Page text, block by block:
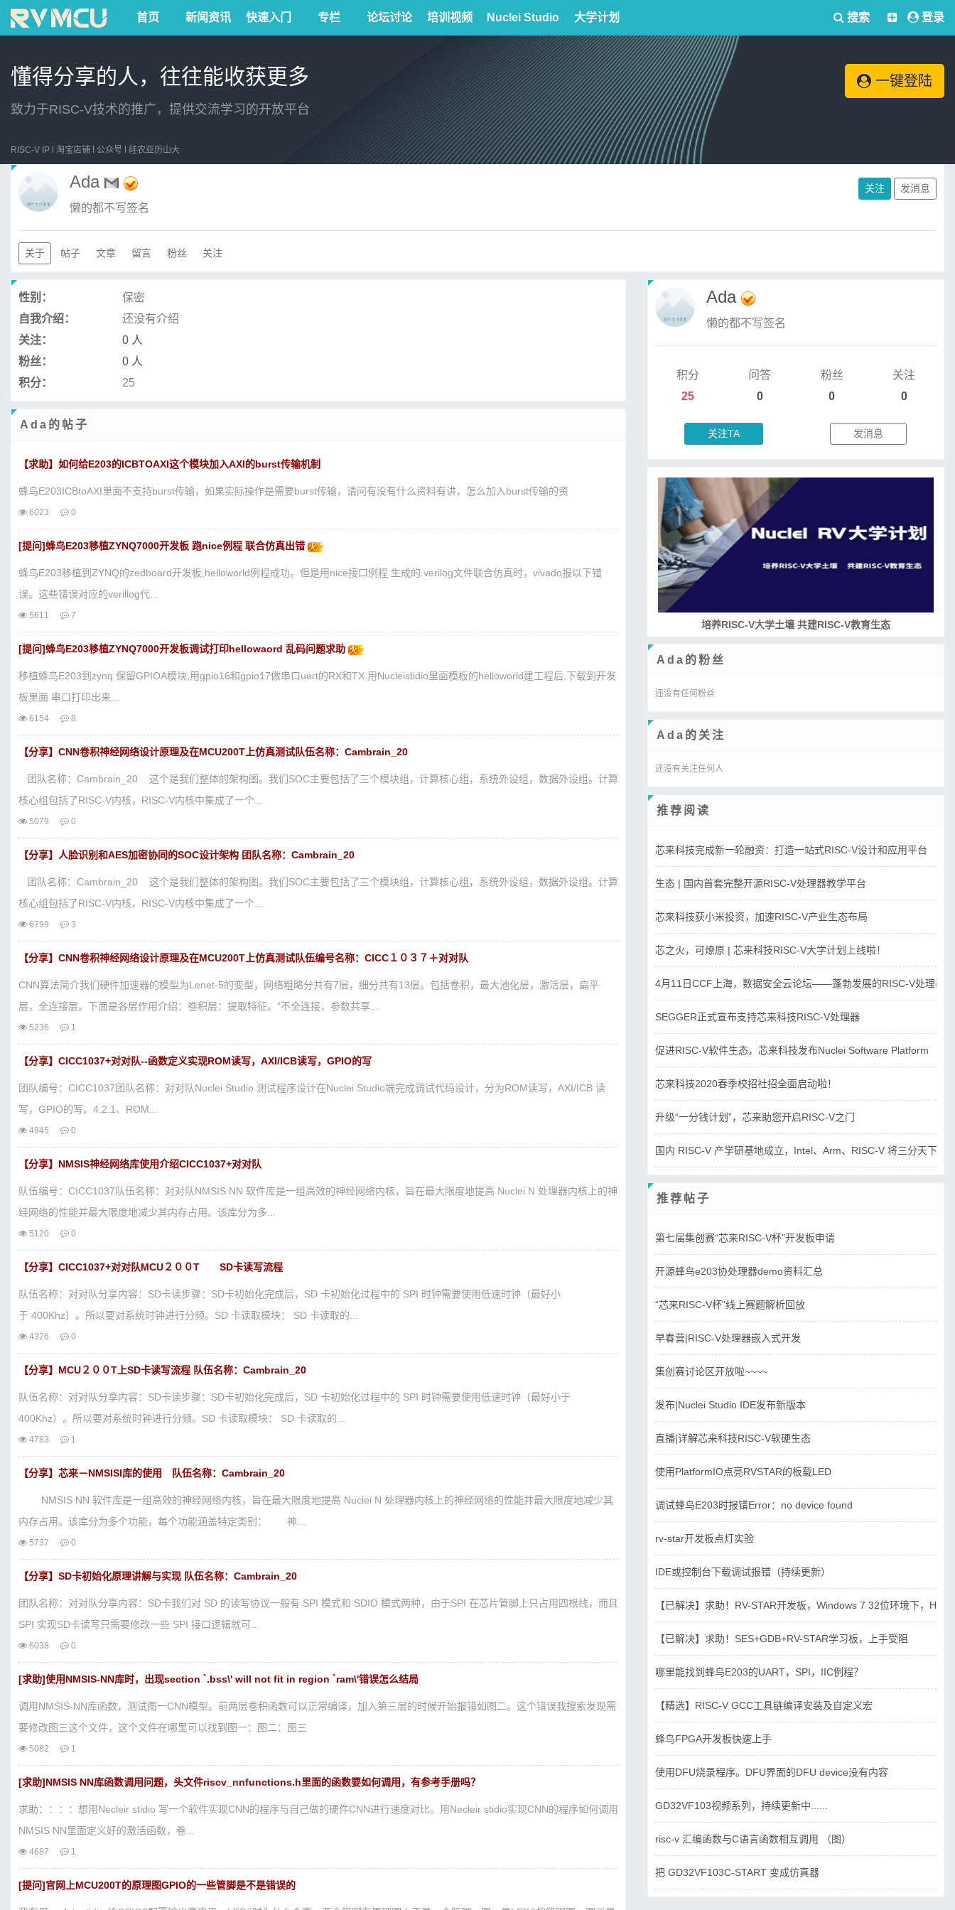
首页 新闻资讯 快速入门 专栏 论坛讨论 培训视频 Nuclei Studio 大学计划 搜索 登录
懂得分享的人，往往能收获更多
致力于RISC-V技术的推广，提供交流学习的开放平台
一键登陆
RISC-V IP 淘宝店铺 公众号 硅农亚历山大
Ada
懒的都不写签名
关注 发消息
关于 帖子 文章 留言 粉丝 关注
性别：
保密
自我介绍：
还没有介绍
关注：
0 人
粉丝：
0 人
积分：
25
Ada的帖子
【求助】如何给E203的ICBTOAXI这个模块加入AXI的burst传输机制
蜂鸟E203ICBtoAXI里面不支持burst传输，如果实际操作是需要burst传输，请问有没有什么资料有讲，怎么加入burst传输的资
6023 0
[提问]蜂鸟E203移植ZYNQ7000开发板 跑nice例程 联合仿真出错
蜂鸟E203移植到ZYNQ的zedboard开发板,helloworld例程成功。但是用nice接口例程 生成的.verilog文件联合仿真时，vivado报以下错
误。这些错误对应的verillog代...
5611 7
[提问]蜂鸟E203移植ZYNQ7000开发板调试打印hellowaord 乱码问题求助
移植蜂鸟E203到zynq 保留GPIOA模块,用gpio16和gpio17做串口uart的RX和TX.用Nucleistidio里面模板的helloworld建工程后,下载到开发
板里面 串口打印出来...
6154 8
【分享】CNN卷积神经网络设计原理及在MCU200T上仿真测试队伍名称：Cambrain_20
团队名称：Cambrain_20 这个是我们整体的架构图。我们SOC主要包括了三个模块组，计算核心组，系统外设组，数据外设组。计算
核心组包括了RISC-V内核，RISC-V内核中集成了一个...
5079 0
【分享】人脸识别和AES加密协同的SOC设计架构 团队名称：Cambrain_20
团队名称：Cambrain_20 这个是我们整体的架构图。我们SOC主要包括了三个模块组，计算核心组，系统外设组，数据外设组。计算
核心组包括了RISC-V内核，RISC-V内核中集成了一个...
6799 3
【分享】CNN卷积神经网络设计原理及在MCU200T上仿真测试队伍编号名称：CICC１０３７＋对对队
CNN算法简介我们硬件加速器的模型为Lenet-5的变型，网络粗略分共有7层，细分共有13层。包括卷积，最大池化层，激活层，扁平
层，全连接层。下面是各层作用介绍：卷积层：提取特征。“不全连接，参数共享...
5236 1
【分享】CICC1037+对对队--函数定义实现ROM读写，AXI/ICB读写，GPIO的写
团队编号：CICC1037团队名称：对对队Nuclei Studio 测试程序设计在Nuclei Studio端完成调试代码设计，分为ROM读写，AXI/ICB 读
写，GPIO的写。4.2.1、ROM...
4945 0
【分享】NMSIS神经网络库使用介绍CICC1037+对对队
队伍编号：CICC1037队伍名称：对对队NMSIS NN 软件库是一组高效的神经网络内核，旨在最大限度地提高 Nuclei N 处理器内核上的神
经网络的性能并最​​大限度地减少其内存占用。该库分为多...
5120 0
【分享】CICC1037+对对队MCU２００T SD卡读写流程
队伍名称：对对队分享内容：SD卡读步骤：SD卡初始化完成后，SD 卡初始化过程中的 SPI 时钟需要使用低速时钟（最好小
于 400Khz）。所以要对系统时钟进行分频。SD 卡读取模块： SD 卡读取的...
4326 0
【分享】MCU２００T上SD卡读写流程 队伍名称：Cambrain_20
队伍名称：对对队分享内容：SD卡读步骤：SD卡初始化完成后，SD 卡初始化过程中的 SPI 时钟需要使用低速时钟（最好小于
400Khz）。所以要对系统时钟进行分频。SD 卡读取模块： SD 卡读取的...
4783 1
【分享】芯来－NMSISI库的使用 队伍名称：Cambrain_20
NMSIS NN 软件库是一组高效的神经网络内核，旨在最大限度地提高 Nuclei N 处理器内核上的神经网络的性能并最​​大限度地减少其
内存占用。该库分为多个功能，每个功能涵盖特定类别： 神...
5737 0
【分享】SD卡初始化原理讲解与实现 队伍名称：Cambrain_20
团队名称：对对队分享内容：SD卡我们对 SD 的读写协议一般有 SPI 模式和 SDIO 模式两种，由于SPI 在芯片管脚上只占用四根线，而且
SPI 实现SD卡读写只需要修改一些 SPI 接口逻辑就可...
6038 0
[求助]使用NMSIS-NN库时，出现section `.bss\' will not fit in region `ram\'错误怎么结局
调用NMSIS-NN库函数，测试图一CNN模型。前两层卷积函数可以正常编译，加入第三层的时候开始报错如图二。这个错误我搜索发现需
要修改图三这个文件，这个文件在哪里可以找到图一：图二：图三
5082 1
[求助]NMSIS NN库函数调用问题，头文件riscv_nnfunctions.h里面的函数要如何调用，有参考手册吗？
求助：：：：想用Necleir stidio 写一个软件实现CNN的程序与自己做的硬件CNN进行速度对比。用Necleir stidio实现CNN的程序如何调用
NMSIS NN里面定义好的激活函数，卷...
4687 1
[提问]官网上MCU200T的原理图GPIO的一些管脚是不是错误的
Ada
懒的都不写签名
积分
25
问答
0
粉丝
0
关注
0
关注TA 发消息
培养RISC-V大学土壤 共建RISC-V教育生态
Ada的粉丝
还没有任何粉丝
Ada的关注
还没有关注任何人
推荐阅读
芯来科技完成新一轮融资：打造一站式RISC-V设计和应用平台
生态 | 国内首套完整开源RISC-V处理器教学平台
芯来科技获小米投资，加速RISC-V产业生态布局
芯之火，可燎原 | 芯来科技RISC-V大学计划上线啦！
4月11日CCF上海，数据安全云论坛——蓬勃发展的RISC-V处理器
SEGGER正式宣布支持芯来科技RISC-V处理器
促进RISC-V软件生态，芯来科技发布Nuclei Software Platform
芯来科技2020春季校招社招全面启动啦！
升级“一分钱计划”，芯来助您开启RISC-V之门
国内 RISC-V 产学研基地成立，Intel、Arm、RISC-V 将三分天下？
推荐帖子
第七届集创赛“芯来RISC-V杯”开发板申请
开源蜂鸟e203协处理器demo资料汇总
“芯来RISC-V杯”线上赛题解析回放
早春营|RISC-V处理器嵌入式开发
集创赛讨论区开放啦~~~~
发布|Nuclei Studio IDE发布新版本
直播|详解芯来科技RISC-V软硬生态
使用PlatformIO点亮RVSTAR的板载LED
调试蜂鸟E203时报错Error：no device found
rv-star开发板点灯实验
IDE或控制台下载调试报错（持续更新）
【已解决】求助！RV-STAR开发板，Windows 7 32位环境下，
【已解决】求助！SES+GDB+RV-STAR学习板，上手受阻
哪里能找到蜂鸟E203的UART，SPI，IIC例程？
【精选】RISC-V GCC工具链编译安装及自定义宏
蜂鸟FPGA开发板快速上手
使用DFU烧录程序。DFU界面的DFU device没有内容
GD32VF103视频系列，持续更新中......
risc-v 汇编函数与C语言函数相互调用 （图）
把 GD32VF103C-START 变成仿真器